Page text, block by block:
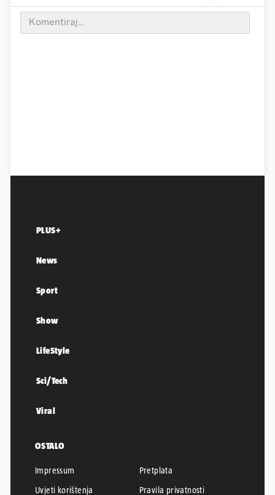
PLUS+
News
Sport
Show
LifeStyle
Sci/Tech
Viral
OSTALO
Impressum
Pretplata
Uvjeti korištenja
Pravila privatnosti